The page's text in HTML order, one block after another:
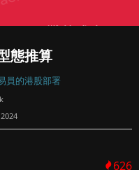
態推算
員的港股部署
626